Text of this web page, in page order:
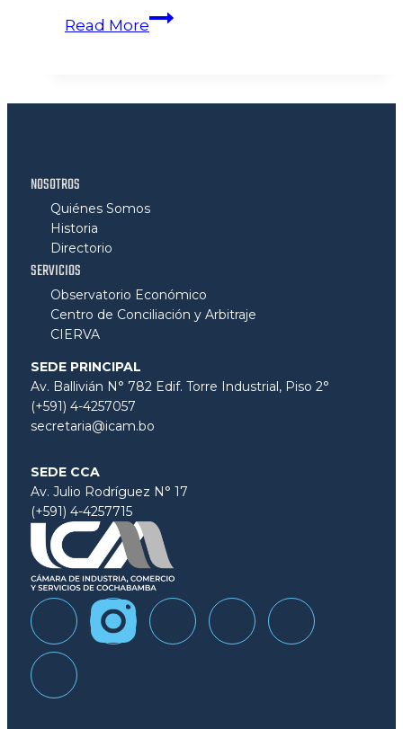
Read More
NOSOTROS
Quiénes Somos
Historia
Directorio
SERVICIOS
Observatorio Económico
Centro de Conciliación y Arbitraje
CIERVA
SEDE PRINCIPAL
Av. Ballivián N° 782 Edif. Torre Industrial, Piso 2°
(+591) 4-4257057
secretaria@icam.bo
SEDE CCA
Av. Julio Rodríguez N° 17
(+591) 4-4257715